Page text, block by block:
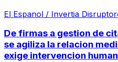
El Espanol / Invertia
De firmas a gestion de
se agiliza la relacion
exige intervencion